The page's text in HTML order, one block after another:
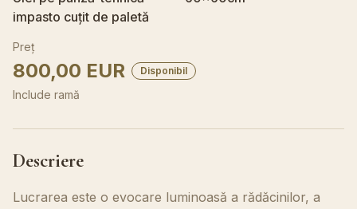
impasto cuțit de paletă
Preț
800,00 EUR Disponibil
Include ramă
Descriere
Lucrarea este o evocare luminoasă a rădăcinilor, a